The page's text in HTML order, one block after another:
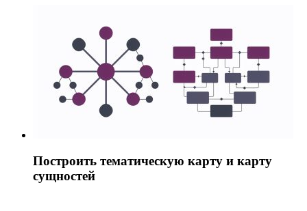
Построить тематическую карту и карту
сущностей